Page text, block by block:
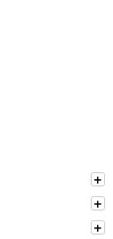
+
+
+